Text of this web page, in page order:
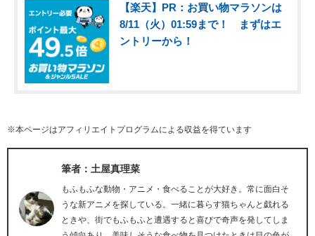
【楽天】PR：お買い物マラソンは
8/11（火）01:59まで！ まずはエ
ントリーから！
※本ページはアフィリエイトプログラムによる収益を得ています
筆者：土屋真理菜
もふもふな動物・アニメ・食べることが大好き。常に面白そ
うな新アニメを探している。一緒に暮らす猫ちゃんと戯れる
ときや、街でもふもふと遭遇すると喜びで奇声を発してしま